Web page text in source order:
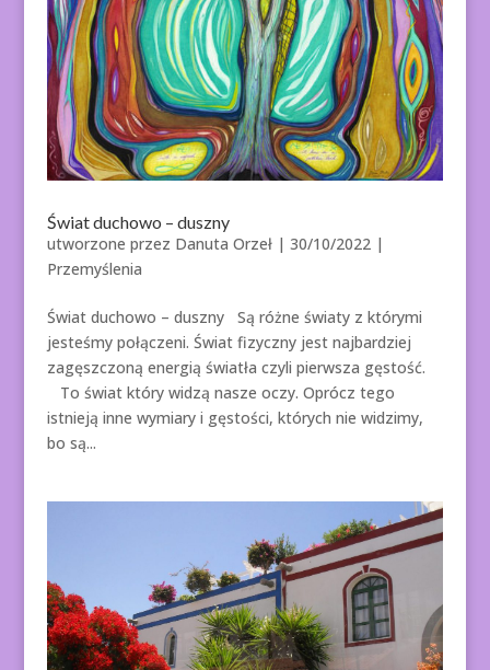
Świat duchowo – duszny
utworzone przez Danuta Orzeł| 30/10/2022|
Przemyślenia
Świat duchowo – duszny Są różne światy z którymi
jesteśmy połączeni. Świat fizyczny jest najbardziej
zagęszczoną energią światła czyli pierwsza gęstość.
To świat który widzą nasze oczy. Oprócz tego
istnieją inne wymiary i gęstości, których nie widzimy,
bo są...